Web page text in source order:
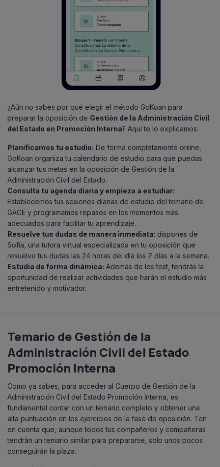
¿Aún no sabes por qué elegir el método GoKoan para
preparar la oposición de Gestión de la Administración Civil
del Estado en Promoción Interna? Aquí te lo explicamos:
Planificamos tu estudio: De forma completamente online,
GoKoan organiza tu calendario de estudio para que puedas
alcanzar tus metas en la oposición de Gestión de la
Administración Civil del Estado.
Consulta tu agenda diaria y empieza a estudiar:
Establecemos tus sesiones diarias de estudio del temario de
GACE y programamos repasos en los momentos más
adecuados para facilitar tu aprendizaje.
Resuelve tus dudas de manera inmediata: dispones de
Sofía, una tutora virtual especializada en tu oposición que
resuelve tus dudas las 24 horas del día los 7 días a la semana.
Estudia de forma dinámica: Además de los test, tendrás la
oportunidad de realizar actividades que harán el estudio más
entretenido y motivador.
Temario de Gestión de la
Administración Civil del Estado
Promoción Interna
Como ya sabes, para acceder al Cuerpo de Gestión de la
Administración Civil del Estado Promoción Interna, es
fundamental contar con un temario completo y obtener una
alta puntuación en los ejercicios de la fase de oposición. Ten
en cuenta que, aunque todos tus compañeros y compañeras
tendrán un temario similar para prepararse, solo unos pocos
conseguirán la plaza.